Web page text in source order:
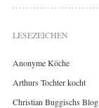
LESEZEICHEN
Anonyme Köche
Arthurs Tochter kocht
Christian Buggischs Blog